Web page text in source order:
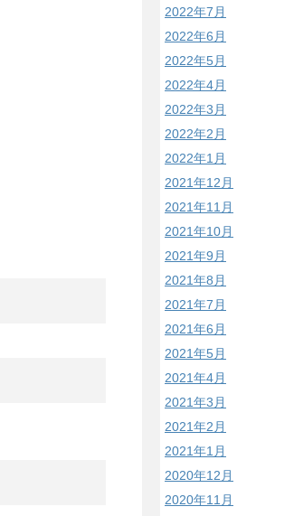
2022年7月
2022年6月
2022年5月
2022年4月
2022年3月
2022年2月
2022年1月
2021年12月
2021年11月
2021年10月
2021年9月
2021年8月
2021年7月
2021年6月
2021年5月
2021年4月
2021年3月
2021年2月
2021年1月
2020年12月
2020年11月